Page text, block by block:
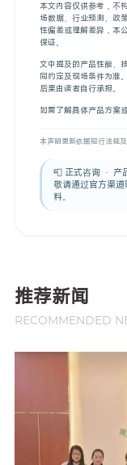
本文内容仅供参考，不
场数据、行业预测、政
性偏差或理解差异，本
保证。
文中提及的产品性能、
同约定及现场条件为准
后果由读者自行承担。
如需了解具体产品方案
本声明更新依据现行法规
📮 正式咨询 · 产
敬请通过官方渠
料。
推荐新闻
RECOMMENDED